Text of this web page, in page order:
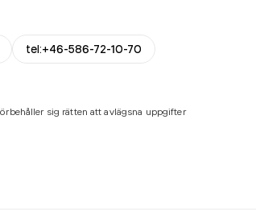
tel:+46-586-72-10-70
sig rätten att avlägsna uppgifter